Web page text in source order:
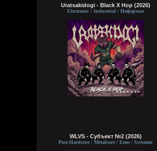
Uratsakidogi - Black X Hop (2026)
Electronic / Industrial / Неформат
WLVS - Субъект №2 (2026)
Post-Hardcore / Metalcore / Emo / Screamo